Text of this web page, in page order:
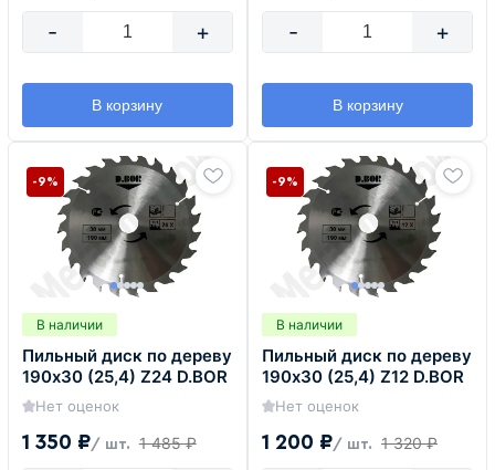
- +
В корзину
- +
В корзину
В наличии
Пильный диск по дереву
190х30 (25,4) Z24 D.BOR
Нет оценок
1 350 ₽/ шт. 1 485 ₽
-9%
В наличии
Пильный диск по дереву
190х30 (25,4) Z12 D.BOR
Нет оценок
1 200 ₽/ шт. 1 320 ₽
-9%